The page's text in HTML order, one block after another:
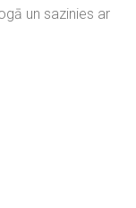
un sazinies ar